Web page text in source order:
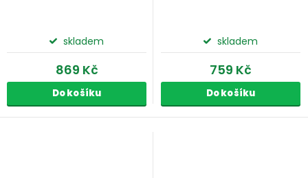
skladem
869 Kč
Do košíku
skladem
759 Kč
Do košíku